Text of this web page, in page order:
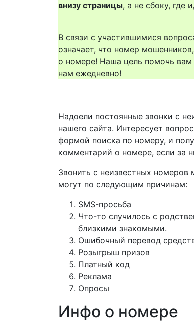
внизу страницы, а не сбоку, где
В связи с участившимися
означает, что номер
о номере! Наша цель помочь вам
нам ежедневно!
Надоели постоянные звонки с
нашего сайта. Интересует
формой поиска по номеру, и
комментарий о номере, если за
Звонить с неизвестных номеров
могут по следующим причинам:
SMS-просьба
Что-то случилось с
близкими знакомыми.
Ошибочный перевод
Розыгрыш призов
Платный код
Реклама
Опросы
Инфо о номере